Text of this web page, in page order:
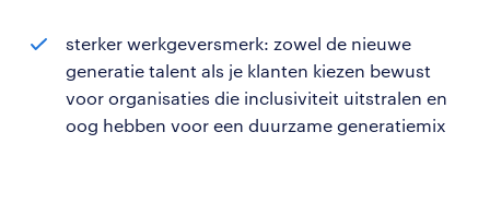
sterker werkgeversmerk: zowel de nieuwe
generatie talent als je klanten kiezen bewust
voor organisaties die inclusiviteit uitstralen en
oog hebben voor een duurzame generatiemix